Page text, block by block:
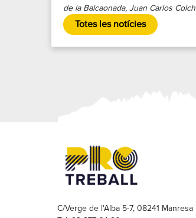
de la Balcaonada, Juan Carlos
Totes les notícies
C/Verge de l'Alba 5-7, 08241 Manresa